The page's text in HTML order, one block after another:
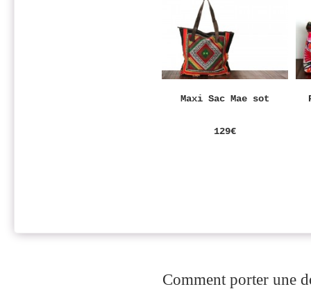
Maxi Sac Mae sot
129€
Comment porter une